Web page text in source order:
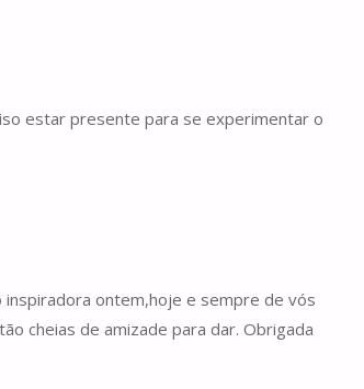
estar presente para se experimentar o
inspiradora ontem,hoje e sempre de vós
cheias de amizade para dar. Obrigada